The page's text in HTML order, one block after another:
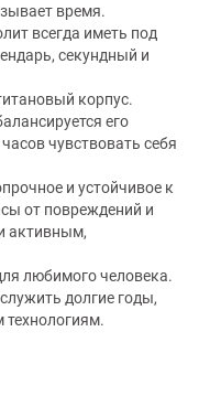
время.
всегда иметь под
секундный и
корпус.
его
чувствовать себя
и устойчивое к
от повреждений и
активным,
любимого человека.
долгие годы,